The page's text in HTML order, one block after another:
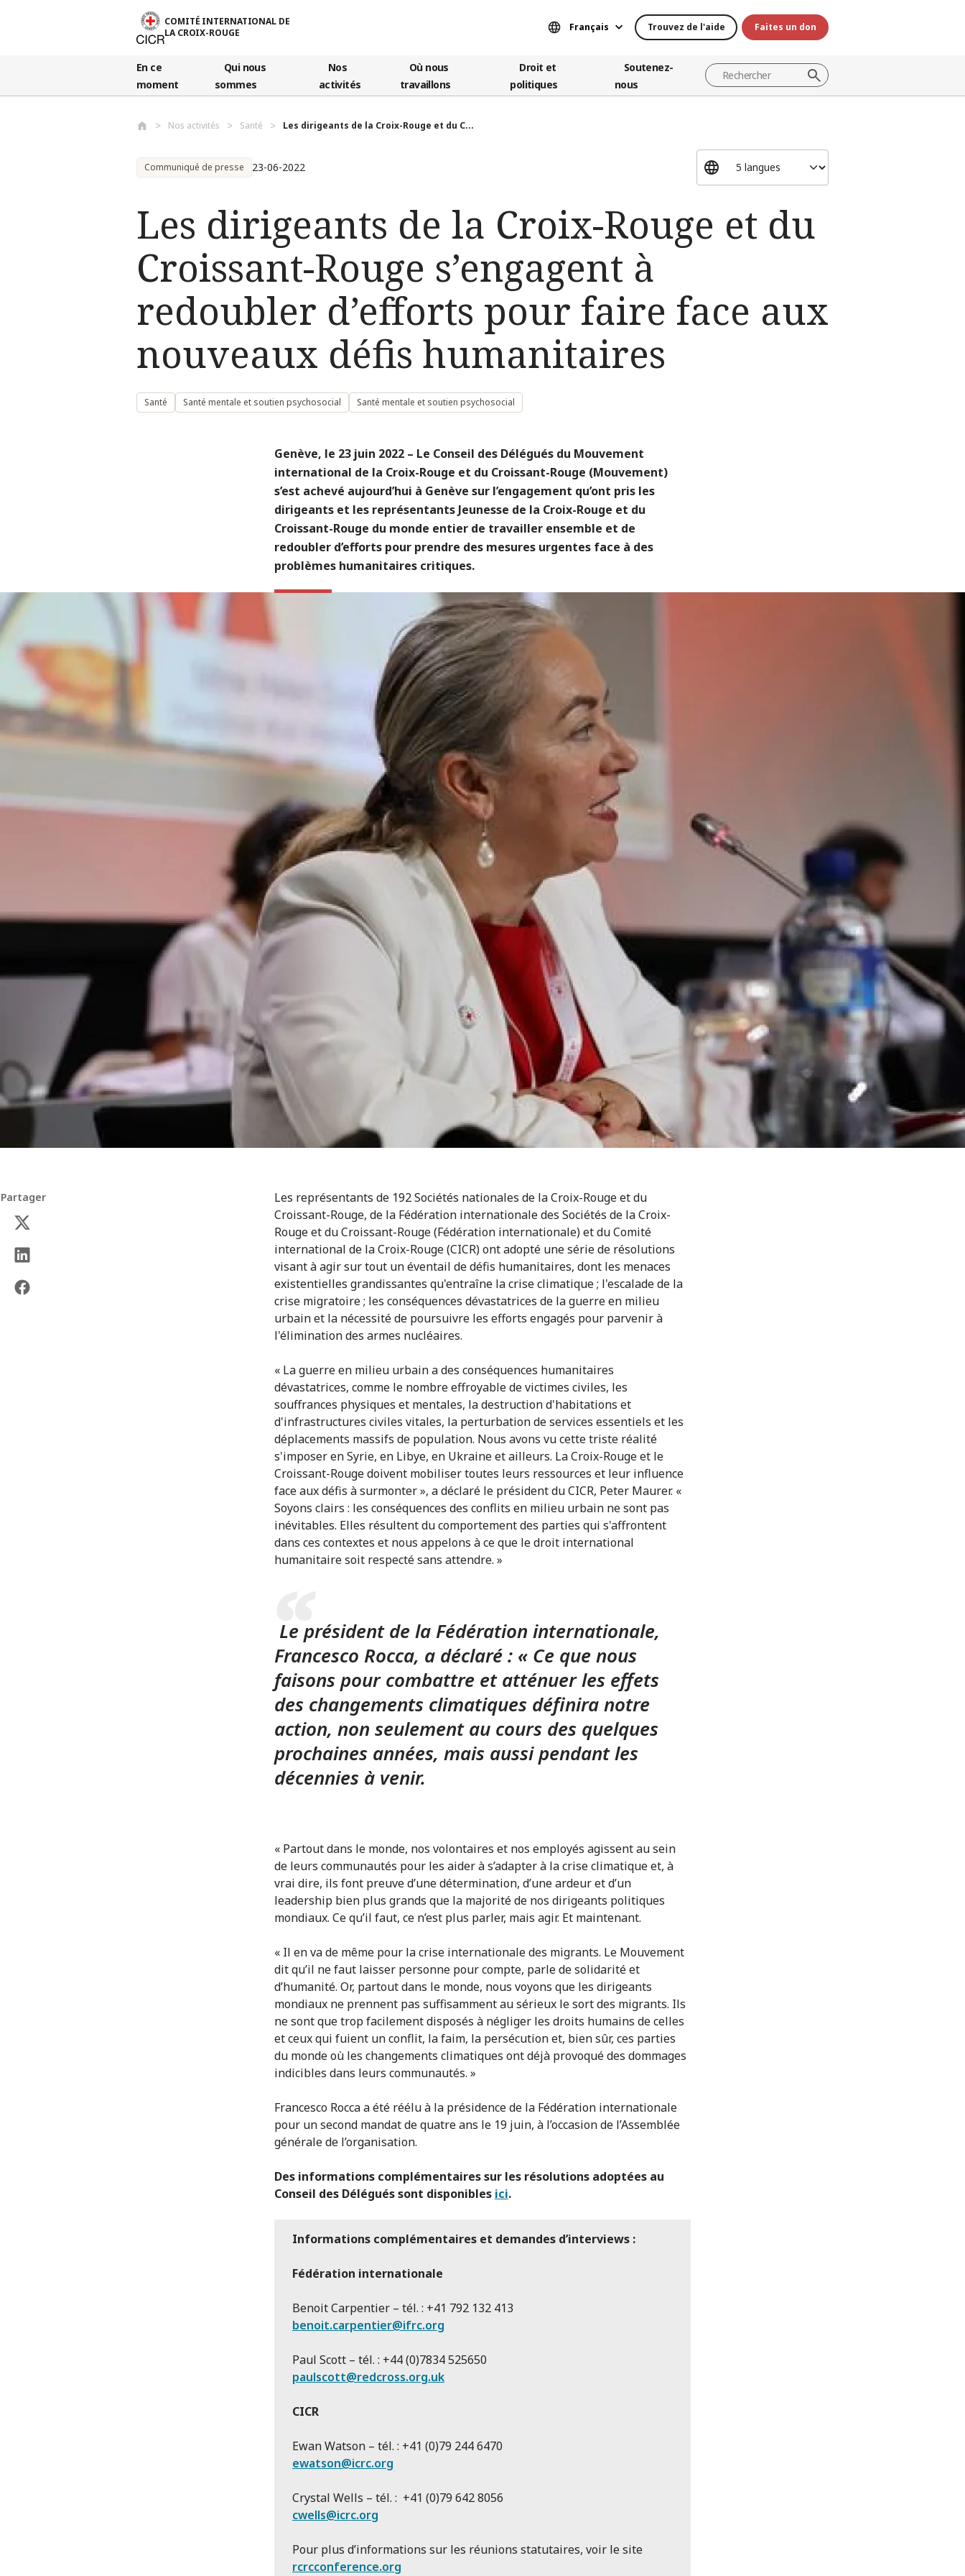
COMITÉ INTERNATIONAL DE
LA CROIX-ROUGE
Français Trouvez de l'aide Faites un don
En ce
moment
Qui nous
sommes
Nos
activités
Où nous
travaillons
Droit et
politiques
Soutenez-
nous
Nos activités Santé Les dirigeants de la Croix-Rouge et du C...
Communiqué de presse 23-06-2022
Les dirigeants de la Croix-Rouge et du
Croissant-Rouge s’engagent à
redoubler d’efforts pour faire face aux
nouveaux défis humanitaires
Santé Santé mentale et soutien psychosocial Santé mentale et soutien psychosocial
Genève, le 23 juin 2022 – Le Conseil des Délégués du Mouvement
international de la Croix-Rouge et du Croissant-Rouge (Mouvement)
s’est achevé aujourd’hui à Genève sur l’engagement qu’ont pris les
dirigeants et les représentants Jeunesse de la Croix-Rouge et du
Croissant-Rouge du monde entier de travailler ensemble et de
redoubler d’efforts pour prendre des mesures urgentes face à des
problèmes humanitaires critiques.
Partager
Les représentants de 192 Sociétés nationales de la Croix-Rouge et du
Croissant-Rouge, de la Fédération internationale des Sociétés de la Croix-
Rouge et du Croissant-Rouge (Fédération internationale) et du Comité
international de la Croix-Rouge (CICR) ont adopté une série de résolutions
visant à agir sur tout un éventail de défis humanitaires, dont les menaces
existentielles grandissantes qu'entraîne la crise climatique ; l'escalade de la
crise migratoire ; les conséquences dévastatrices de la guerre en milieu
urbain et la nécessité de poursuivre les efforts engagés pour parvenir à
l'élimination des armes nucléaires.
« La guerre en milieu urbain a des conséquences humanitaires
dévastatrices, comme le nombre effroyable de victimes civiles, les
souffrances physiques et mentales, la destruction d'habitations et
d'infrastructures civiles vitales, la perturbation de services essentiels et les
déplacements massifs de population. Nous avons vu cette triste réalité
s'imposer en Syrie, en Libye, en Ukraine et ailleurs. La Croix-Rouge et le
Croissant-Rouge doivent mobiliser toutes leurs ressources et leur influence
face aux défis à surmonter », a déclaré le président du CICR, Peter Maurer. «
Soyons clairs : les conséquences des conflits en milieu urbain ne sont pas
inévitables. Elles résultent du comportement des parties qui s'affrontent
dans ces contextes et nous appelons à ce que le droit international
humanitaire soit respecté sans attendre. »
Le président de la Fédération internationale,
Francesco Rocca, a déclaré : « Ce que nous
faisons pour combattre et atténuer les effets
des changements climatiques définira notre
action, non seulement au cours des quelques
prochaines années, mais aussi pendant les
décennies à venir.
« Partout dans le monde, nos volontaires et nos employés agissent au sein
de leurs communautés pour les aider à s’adapter à la crise climatique et, à
vrai dire, ils font preuve d’une détermination, d’une ardeur et d’un
leadership bien plus grands que la majorité de nos dirigeants politiques
mondiaux. Ce qu’il faut, ce n’est plus parler, mais agir. Et maintenant.
« Il en va de même pour la crise internationale des migrants. Le Mouvement
dit qu’il ne faut laisser personne pour compte, parle de solidarité et
d’humanité. Or, partout dans le monde, nous voyons que les dirigeants
mondiaux ne prennent pas suffisamment au sérieux le sort des migrants. Ils
ne sont que trop facilement disposés à négliger les droits humains de celles
et ceux qui fuient un conflit, la faim, la persécution et, bien sûr, ces parties
du monde où les changements climatiques ont déjà provoqué des dommages
indicibles dans leurs communautés. »
Francesco Rocca a été réélu à la présidence de la Fédération internationale
pour un second mandat de quatre ans le 19 juin, à l’occasion de l’Assemblée
générale de l’organisation.
Des informations complémentaires sur les résolutions adoptées au
Conseil des Délégués sont disponibles ici.
Informations complémentaires et demandes d’interviews :
Fédération internationale
Benoit Carpentier – tél. : +41 792 132 413
benoit.carpentier@ifrc.org
Paul Scott – tél. : +44 (0)7834 525650
paulscott@redcross.org.uk
CICR
Ewan Watson – tél. : +41 (0)79 244 6470
ewatson@icrc.org
Crystal Wells – tél. : +41 (0)79 642 8056
cwells@icrc.org
Pour plus d’informations sur les réunions statutaires, voir le site
rcrcconference.org